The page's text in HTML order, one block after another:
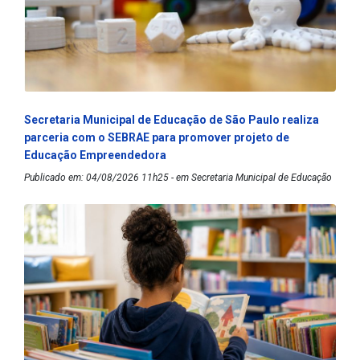
Secretaria Municipal de Educação de São Paulo realiza
parceria com o SEBRAE para promover projeto de
Educação Empreendedora
Publicado em: 04/08/2026 11h25 - em Secretaria Municipal de Educação